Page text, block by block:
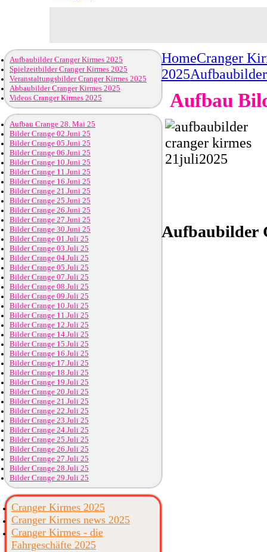
HomeCranger
2025
Aufbau
Aufbaubilder
Aufbaubilder Cranger Kirmes 2025
Spielzeitbilder Cranger Kirmes 2025
Veranstaltungsbilder Cranger Kirmes 2025
Abbaubilder Cranger Kirmes 2025
Videos Cranger Kirmes 2025
Aufbau Crange 28. Mai 25
Bilder Crange 02.Juni 25
Bilder Crange 05.Juni 25
Bilder Crange 06.Juni 25
Bilder Crange 10.Juni 25
Bilder Crange 11.Juni 25
Bilder Crange 16.Juni 25
Bilder Crange 21.Juni 25
Bilder Crange 25.Juni 25
Bilder Crange 26.Juni 25
Bilder Crange 27.Juni 25
Bilder Crange 30.Juni 25
Bilder Crange 01.Juli 25
Bilder Crange 03.Juli 25
Bilder Crange 04.Juli 25
Bilder Crange 05.Juli 25
Bilder Crange 07.Juli 25
Bilder Crange 08.Juli 25
Bilder Crange 09.Juli 25
Bilder Crange 10.Juli 25
Bilder Crange 11.Juli 25
Bilder Crange 12.Juli 25
Bilder Crange 14.Juli 25
Bilder Crange 15.Juli 25
Bilder Crange 16.Juli 25
Bilder Crange 17.Juli 25
Bilder Crange 18.Juli 25
Bilder Crange 19.Juli 25
Bilder Crange 20.Juli 25
Bilder Crange 21.Juli 25
Bilder Crange 22.Juli 25
Bilder Crange 23.Juli 25
Bilder Crange 24.Juli 25
Bilder Crange 25.Juli 25
Bilder Crange 26.Juli 25
Bilder Crange 27.Juli 25
Bilder Crange 28.Juli 25
Bilder Crange 29.Juli 25
Cranger Kirmes 2025
Cranger Kirmes news 2025
Cranger Kirmes - die
Fahrgeschäfte 2025